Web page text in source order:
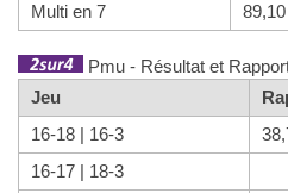
Multi en 7
Pmu - Résultat et
Jeu
16-18 | 16-3
16-17 | 18-3